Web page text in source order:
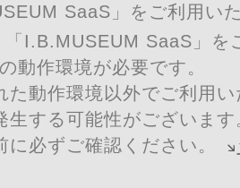
SaaS」をご利用い
I.B.MUSEUM SaaS」を
動作環境が必要です。
た動作環境以外でご利用
生する可能性がございます
に必ずご確認ください。